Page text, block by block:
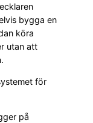
bygga en
köra
utan att
för
på